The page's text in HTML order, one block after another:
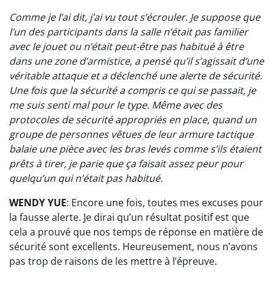
Comme je l’ai dit, j’ai vu tout s’écrouler. Je suppose que
l’un des participants dans la salle n’était pas familier
avec le jouet ou n’était peut-être pas habitué à être
dans une zone d’armistice, a pensé qu’il s’agissait d’une
véritable attaque et a déclenché une alerte de sécurité.
Une fois que la sécurité a compris ce qui se passait, je
me suis senti mal pour le type. Même avec des
protocoles de sécurité appropriés en place, quand un
groupe de personnes vêtues de leur armure tactique
balaie une pièce avec les bras levés comme s’ils étaient
prêts à tirer, je parie que ça faisait assez peur pour
quelqu’un qui n’était pas habitué.
WENDY YUE: Encore une fois, toutes mes excuses pour
la fausse alerte. Je dirai qu’un résultat positif est que
cela a prouvé que nos temps de réponse en matière de
sécurité sont excellents. Heureusement, nous n’avons
pas trop de raisons de les mettre à l’épreuve.